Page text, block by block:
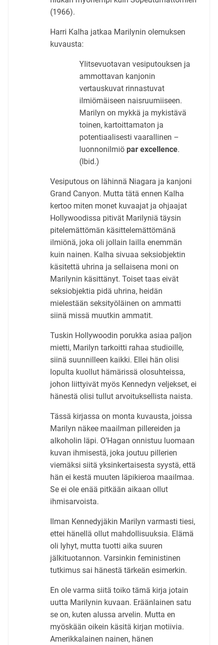
(1966).
Harri Kalha jatkaa Marilynin olemuksen
kuvausta:
Ylitsevuotavan vesiputouksen ja
ammottavan kanjonin
vertauskuvat rinnastuvat
ilmiömäiseen naisruumiiseen.
Marilyn on mykkä ja mykistävä
toinen, kartoittamaton ja
potentiaalisesti vaarallinen –
luonnonilmiö par excellence.
(Ibid.)
Vesiputous on lähinnä Niagara ja kanjoni
Grand Canyon. Mutta tätä ennen Kalha
kertoo miten monet kuvaajat ja ohjaajat
Hollywoodissa pitivät Marilyniä täysin
pitelemättömän käsittelemättömänä
ilmiönä, joka oli jollain lailla enemmän
kuin nainen. Kalha sivuaa seksiobjektin
käsitettä uhrina ja sellaisena moni on
Marilynin käsittänyt. Toiset taas eivät
seksiobjektia pidä uhrina, heidän
mielestään seksityöläinen on ammatti
siinä missä muutkin ammatit.
Tuskin Hollywoodin porukka asiaa paljon
mietti, Marilyn tarkoitti rahaa studioille,
siinä suunnilleen kaikki. Ellei hän olisi
lopulta kuollut hämärissä olosuhteissa,
johon liittyivät myös Kennedyn veljekset, ei
hänestä olisi tullut arvoituksellista naista.
Tässä kirjassa on monta kuvausta, joissa
Marilyn näkee maailman pillereiden ja
alkoholin läpi. O’Hagan onnistuu luomaan
kuvan ihmisestä, joka joutuu pillerien
viemäksi siitä yksinkertaisesta syystä, että
hän ei kestä muuten läpikieroa maailmaa.
Se ei ole enää pitkään aikaan ollut
ihmisarvoista.
Ilman Kennedyjäkin Marilyn varmasti tiesi,
ettei hänellä ollut mahdollisuuksia. Elämä
oli lyhyt, mutta tuotti aika suuren
jälkituotannon. Varsinkin feministinen
tutkimus sai hänestä tärkeän esimerkin.
En ole varma siitä toiko tämä kirja jotain
uutta Marilynin kuvaan. Eräänlainen satu
se on, kuten alussa arvelin. Mutta en
myöskään oikein käsitä kirjan motiivia.
Amerikkalainen nainen, hänen